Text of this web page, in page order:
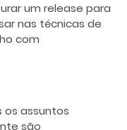
um release para
nas técnicas de
com
os assuntos
são